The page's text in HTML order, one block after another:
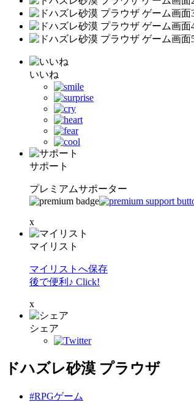
いいね
サポート
プレミアムサポーター
x
マイリスト
マイリストへ保存
後で便利♪ Click!
x
シェア
ドハズレ砂漠 プラウザ
#RPGゲーム